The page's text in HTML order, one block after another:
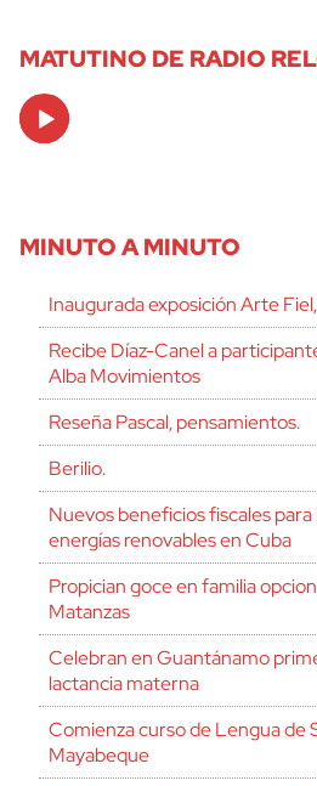
MATUTINO DE RADIO
Audio
Player
MINUTO A MINUTO
Inaugurada exposición Arte
Recibe Díaz-Canel a
Alba Movimientos
Reseña Pascal, pensamientos.
Berilio.
Nuevos beneficios fiscales para
energías renovables en Cuba
Propician goce en familia
Matanzas
Celebran en Guantánamo
lactancia materna
Comienza curso de Lengua de
Mayabeque